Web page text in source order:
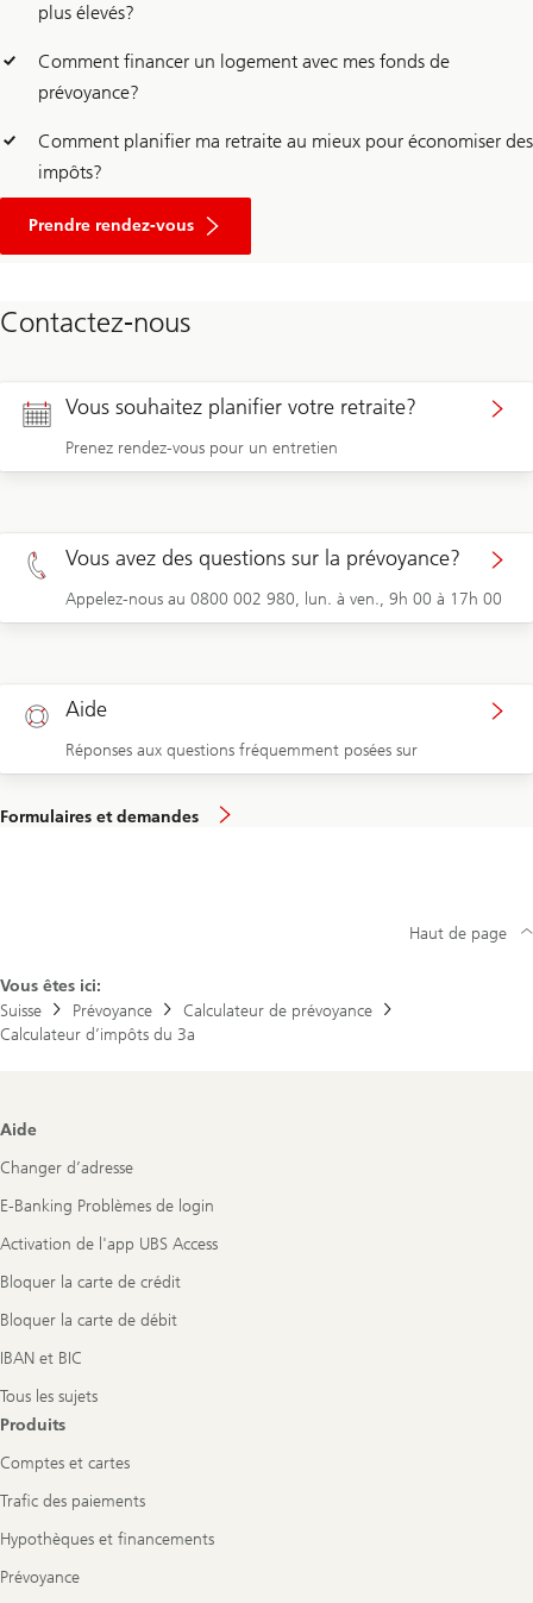
plus élevés?
Comment financer un logement avec mes fonds de
prévoyance?
Comment planifier ma retraite au mieux pour économiser des
impôts?
Prendre rendez-vous
obtenir
la
retraite
pension
Contactez-nous
Vous souhaitez planifier votre retraite?
Prenez rendez-vous pour un entretien
Vous avez des questions sur la prévoyance?
Appelez-nous au 0800 002 980, lun. à ven., 9h 00 à 17h 00
Aide
Réponses aux questions fréquemment posées sur
Formulaires et demandes
Vous êtes ici:
Suisse
Prévoyance
Calculateur de prévoyance
Calculateur d’impôts du 3a
Haut de page
Footer
Aide
Changer d’adresse
E-Banking Problèmes de login
Activation de l'app UBS Access
Bloquer la carte de crédit
Bloquer la carte de débit
IBAN et BIC
Tous les sujets
Produits
Comptes et cartes
Trafic des paiements
Hypothèques et financements
Prévoyance